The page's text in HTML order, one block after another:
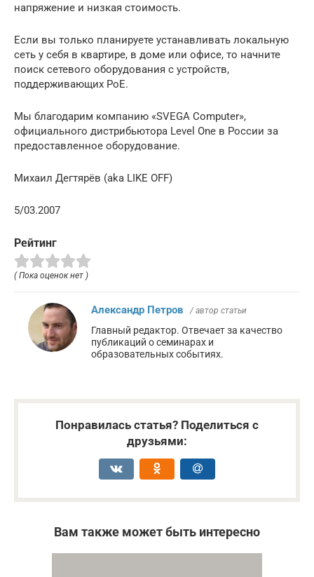
напряжение и низкая стоимость.
Если вы только планируете устанавливать локальную
сеть у себя в квартире, в доме или офисе, то начните
поиск сетевого оборудования с устройств,
поддерживающих PoE.
Мы благодарим компанию «SVEGA Computer»,
официального дистрибьютора Level One в России за
предоставленное оборудование.
Михаил Дегтярёв (aka LIKE OFF)
5/03.2007
Рейтинг
( Пока оценок нет )
Александр Петров / автор статьи
Главный редактор. Отвечает за качество
публикаций о семинарах и
образовательных событиях.
Понравилась статья? Поделиться с
друзьями:
Вам также может быть интересно